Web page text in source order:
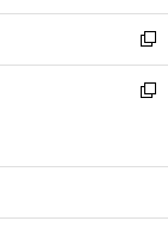
開
く
ウ
で
開
く
ン
ド
ウ
で
ウ
ィ
ン
ド
開
新
し
い
ン
ウ
新
ウ
ン